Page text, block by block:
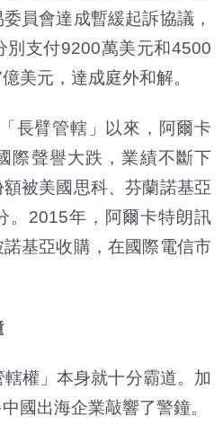
員會達成暫緩起訴協議，
別支付9200萬美元和4500
美元，達成庭外和解。
長臂管轄」以來，阿爾卡
際聲譽大跌，業績不斷下
被美國思科、芬蘭諾基亞
。2015年，阿爾卡特朗訊
基亞收購，在國際電信市
權」本身就十分霸道。加
國出海企業敲響了警鐘。